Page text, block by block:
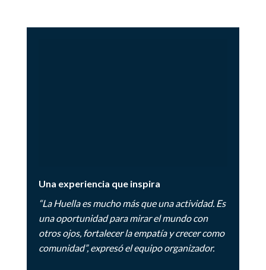
Una experiencia que inspira
“La Huella es mucho más que una actividad. Es
una oportunidad para mirar el mundo con
otros ojos, fortalecer la empatía y crecer como
comunidad”, expresó el equipo organizador.